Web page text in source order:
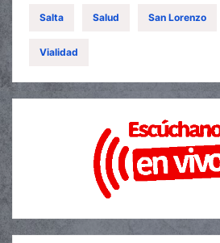
Salta Salud San Lorenzo
Vialidad